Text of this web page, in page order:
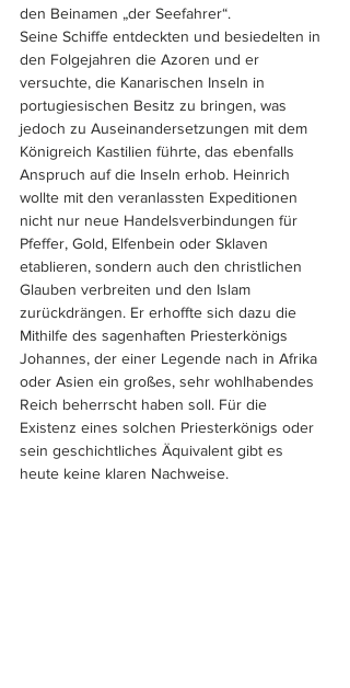
den Beinamen „der Seefahrer“.
Seine Schiffe entdeckten und besiedelten in
den Folgejahren die Azoren und er
versuchte, die Kanarischen Inseln in
portugiesischen Besitz zu bringen, was
jedoch zu Auseinandersetzungen mit dem
Königreich Kastilien führte, das ebenfalls
Anspruch auf die Inseln erhob. Heinrich
wollte mit den veranlassten Expeditionen
nicht nur neue Handelsverbindungen für
Pfeffer, Gold, Elfenbein oder Sklaven
etablieren, sondern auch den christlichen
Glauben verbreiten und den Islam
zurückdrängen. Er erhoffte sich dazu die
Mithilfe des sagenhaften Priesterkönigs
Johannes, der einer Legende nach in Afrika
oder Asien ein großes, sehr wohlhabendes
Reich beherrscht haben soll. Für die
Existenz eines solchen Priesterkönigs oder
sein geschichtliches Äquivalent gibt es
heute keine klaren Nachweise.